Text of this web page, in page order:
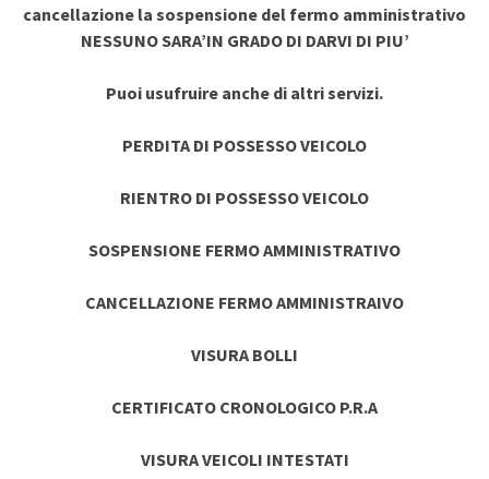
cancellazione la sospensione del fermo amministrativo
NESSUNO SARA’IN GRADO DI DARVI DI PIU’
Puoi usufruire anche di altri servizi.
PERDITA DI POSSESSO VEICOLO
RIENTRO DI POSSESSO VEICOLO
SOSPENSIONE FERMO AMMINISTRATIVO
CANCELLAZIONE FERMO AMMINISTRAIVO
VISURA BOLLI
CERTIFICATO CRONOLOGICO P.R.A
VISURA VEICOLI INTESTATI